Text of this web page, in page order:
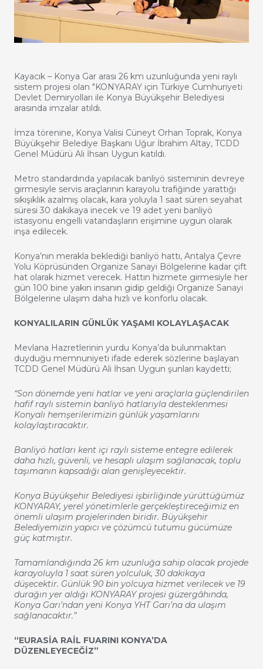
Kayacık – Konya Gar arası 26 km uzunluğunda yeni raylı
sistem projesi olan "KONYARAY için Türkiye Cumhuriyeti
Devlet Demiryolları ile Konya Büyükşehir Belediyesi
arasında imzalar atıldı.
İmza törenine, Konya Valisi Cüneyt Orhan Toprak, Konya
Büyükşehir Belediye Başkanı Uğur İbrahim Altay, TCDD
Genel Müdürü Ali İhsan Uygun katıldı.
Metro standardında yapılacak banliyö sisteminin devreye
girmesiyle servis araçlarının karayolu trafiğinde yarattığı
sıkışıklık azalmış olacak, kara yoluyla 1 saat süren seyahat
süresi 30 dakikaya inecek ve 19 adet yeni banliyö
istasyonu engelli vatandaşların erişimine uygun olarak
inşa edilecek.
Konya’nın merakla beklediği banliyö hattı, Antalya Çevre
Yolu Köprüsünden Organize Sanayi Bölgelerine kadar çift
hat olarak hizmet verecek. Hattın hizmete girmesiyle her
gün 100 bine yakın insanın gidip geldiği Organize Sanayi
Bölgelerine ulaşım daha hızlı ve konforlu olacak.
KONYALILARIN GÜNLÜK YAŞAMI KOLAYLAŞACAK
Mevlana Hazretlerinin yurdu Konya’da bulunmaktan
duyduğu memnuniyeti ifade ederek sözlerine başlayan
TCDD Genel Müdürü Ali İhsan Uygun şunları kaydetti;
“Son dönemde yeni hatlar ve yeni araçlarla güçlendirilen
hafif raylı sistemin banliyö hatlarıyla desteklenmesi
Konyalı hemşerilerimizin günlük yaşamlarını
kolaylaştıracaktır.
Banliyö hatları kent içi raylı sisteme entegre edilerek
daha hızlı, güvenli, ve hesaplı ulaşım sağlanacak, toplu
taşımanın kapsadığı alan genişleyecektir.
Konya Büyükşehir Belediyesi işbirliğinde yürüttüğümüz
KONYARAY, yerel yönetimlerle gerçekleştireceğimiz en
önemli ulaşım projelerinden biridir. Büyükşehir
Belediyemizin yapıcı ve çözümcü tutumu gücümüze
güç katmıştır.
Tamamlandığında 26 km uzunluğa sahip olacak projede
karayoluyla 1 saat süren yolculuk, 30 dakikaya
düşecektir. Günlük 90 bin yolcuya hizmet verilecek ve 19
durağın yer aldığı KONYARAY projesi güzergâhında,
Konya Garı’ndan yeni Konya YHT Garı’na da ulaşım
sağlanacaktır.”
“EURASİA RAİL FUARINI KONYA’DA
DÜZENLEYECEĞİZ”